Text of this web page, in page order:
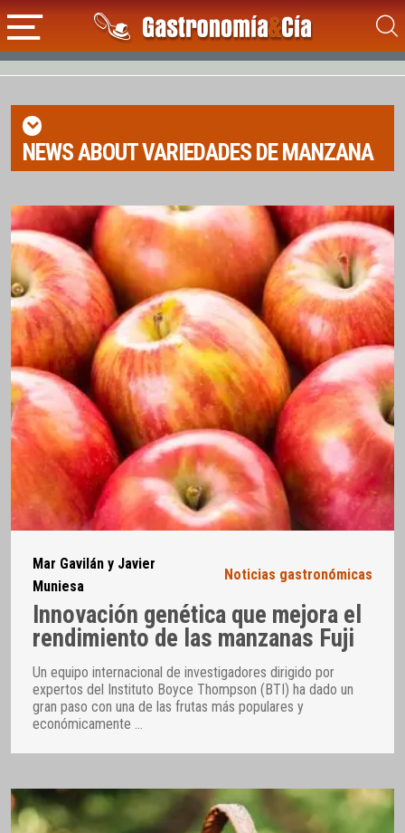
NEWS ABOUTVARIEDADES DE MANZANA
Mar Gavilán y Javier
Muniesa
Noticias gastronómicas
Innovación genética que mejora el
rendimiento de las manzanas Fuji
Un equipo internacional de investigadores dirigido por
expertos del Instituto Boyce Thompson (BTI) ha dado un
gran paso con una de las frutas más populares y
económicamente